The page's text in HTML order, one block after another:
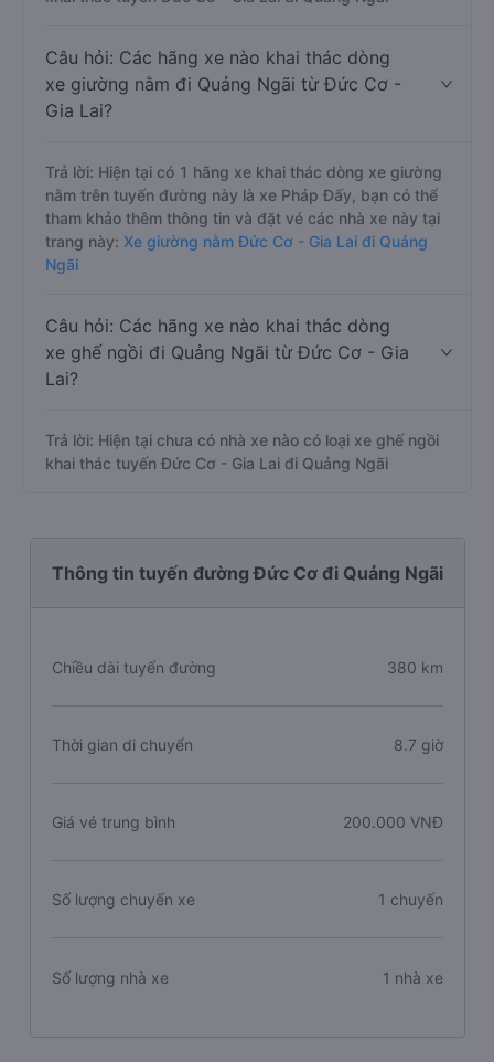
Câu hỏi: Các hãng xe nào khai thác dòng
xe giường nằm đi Quảng Ngãi từ Đức Cơ -
Gia Lai?
Trả lời: Hiện tại có 1 hãng xe khai thác dòng xe giường
nằm trên tuyến đường này là xe Pháp Đấy, bạn có thể
tham khảo thêm thông tin và đặt vé các nhà xe này tại
trang này: Xe giường nằm Đức Cơ - Gia Lai đi Quảng
Ngãi
Câu hỏi: Các hãng xe nào khai thác dòng
xe ghế ngồi đi Quảng Ngãi từ Đức Cơ - Gia
Lai?
Trả lời: Hiện tại chưa có nhà xe nào có loại xe ghế ngồi
khai thác tuyến Đức Cơ - Gia Lai đi Quảng Ngãi
Thông tin tuyến đường Đức Cơ đi Quảng Ngãi
Chiều dài tuyến đường 380 km
Thời gian di chuyển 8.7 giờ
Giá vé trung bình 200.000 VNĐ
Số lượng chuyến xe 1 chuyến
Số lượng nhà xe 1 nhà xe